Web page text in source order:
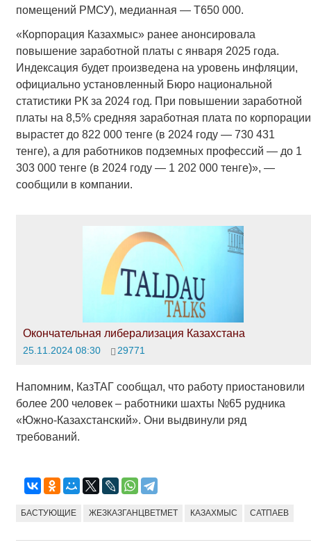
помещений РМСУ), медианная — Т650 000.
«Корпорация Казахмыс» ранее анонсировала
повышение заработной платы с января 2025 года.
Индексация будет произведена на уровень инфляции,
официально установленный Бюро национальной
статистики РК за 2024 год. При повышении заработной
платы на 8,5% средняя заработная плата по корпорации
вырастет до 822 000 тенге (в 2024 году — 730 431
тенге), а для работников подземных профессий — до 1
303 000 тенге (в 2024 году — 1 202 000 тенге)», —
сообщили в компании.
Окончательная либерализация Казахстана
25.11.2024 08:30 29771
Напомним, КазТАГ сообщал, что работу приостановили
более 200 человек ­­– работники шахты №65 рудника
«Южно-Казахстанский». Они выдвинули ряд
требований.
БАСТУЮЩИЕ ЖЕЗКАЗГАНЦВЕТМЕТ КАЗАХМЫС САТПАЕВ